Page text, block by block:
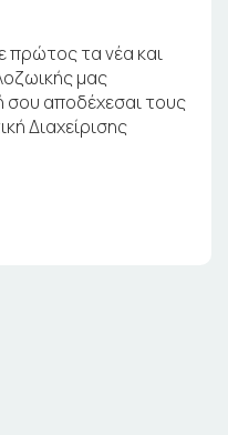
πρώτος τα νέα και
μας
σου αποδέχεσαι τους
Διαχείρισης